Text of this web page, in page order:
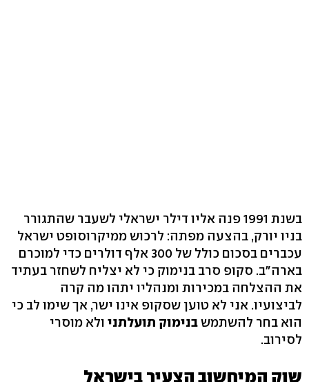
בשנת 1991 פנה אליו דילר ישראלי לשעבר שהתגורר
בניו יורק, בהצעה מפתה: לרכוש ממיקרוסופט ישראל
עכברים בסכום כולל של 300 אלף דולרים כדי למוכרם
בארה"ב. סקופ סרב בנימוק כי לא יצליח לשחזר בעתיד
את ההצלחה במכירות ומנהליו יתהו מה קרה
לביצועיו. אני לא טוען שסקופ אינו ישר, אך שימו לב כי
הוא בחר להשתמשבנימוק תועלתני ולא מוסרי
לסירוב.
שוק המיחשוב הצעיר בישראל